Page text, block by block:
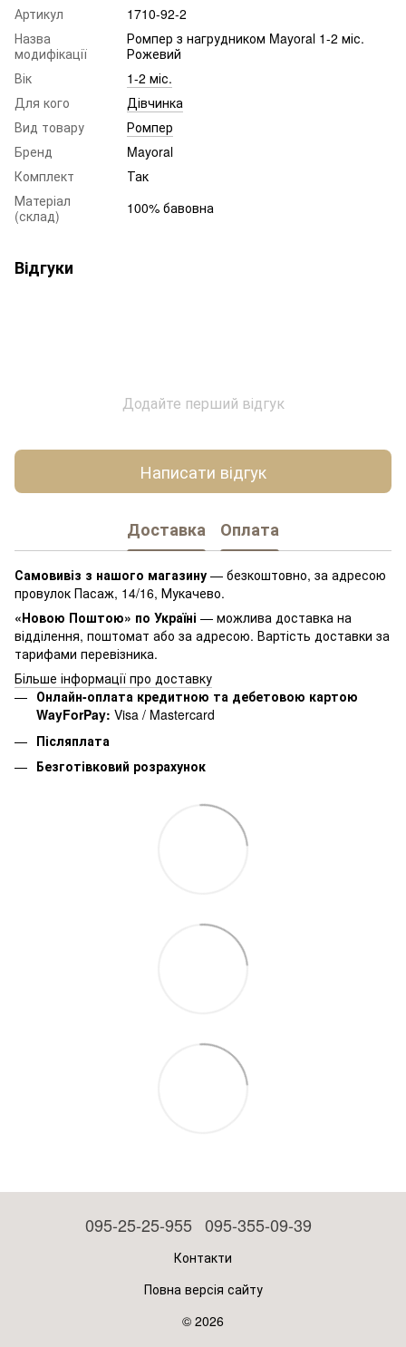
Артикул
1710-92-2
Назва
модифікації
Ромпер з нагрудником Mayoral 1-2 міс.
Рожевий
Вік
1-2 міс.
Для кого
Дівчинка
Вид товару
Ромпер
Бренд
Mayoral
Комплект
Так
Матеріал
(склад)
100% бавовна
Відгуки
Додайте перший відгук
Написати відгук
Доставка Оплата
Самовивіз з нашого магазину — безкоштовно, за адресою
провулок Пасаж, 14/16, Мукачево.
«Новою Поштою» по Україні — можлива доставка на
відділення, поштомат або за адресою. Вартість доставки за
тарифами перевізника.
Більше інформації про доставку
Онлайн-оплата кредитною та дебетовою картою
WayForPay: Visa / Mastercard
Післяплата
Безготівковий розрахунок
095-25-25-955 095-355-09-39
Контакти
Повна версія сайту
© 2026